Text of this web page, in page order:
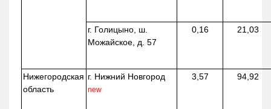
г. Голицыно, ш.
Можайское, д. 57
0,16 21,03
Нижегородская
область
г. Нижний Новгород
new
3,57 94,92